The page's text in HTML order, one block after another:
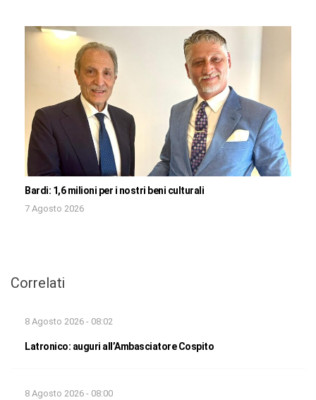
Bardi: 1,6 milioni per i nostri beni culturali
7 Agosto 2026
Correlati
8 Agosto 2026 - 08:02
Latronico: auguri all’Ambasciatore Cospito
8 Agosto 2026 - 08:00